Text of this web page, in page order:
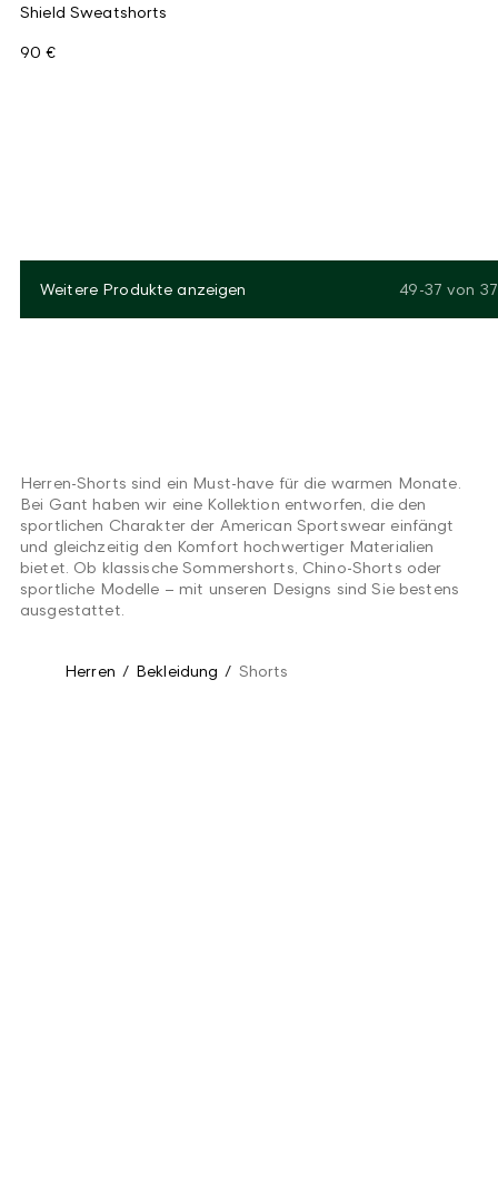
Shield Sweatshorts
90 €
Weitere Produkte anzeigen 49-37 von 37
Herren-Shorts sind ein Must-have für die warmen Monate.
Bei Gant haben wir eine Kollektion entworfen, die den
sportlichen Charakter der American Sportswear einfängt
und gleichzeitig den Komfort hochwertiger Materialien
bietet. Ob klassische Sommershorts, Chino-Shorts oder
sportliche Modelle – mit unseren Designs sind Sie bestens
ausgestattet.
Herren / Bekleidung / Shorts